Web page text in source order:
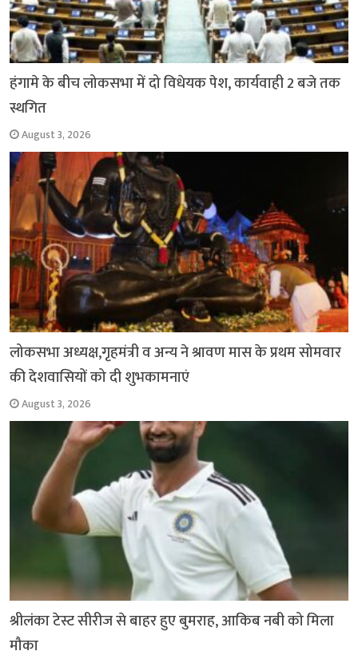
हंगामे के बीच लोकसभा में दो विधेयक पेश, कार्यवाही 2 बजे तक
स्थगित
August 3, 2026
लोकसभा अध्यक्ष,गृहमंत्री व अन्य ने श्रावण मास के प्रथम सोमवार
की देशवासियों को दी शुभकामनाएं
August 3, 2026
श्रीलंका टेस्ट सीरीज से बाहर हुए बुमराह, आकिब नबी को मिला
मौका